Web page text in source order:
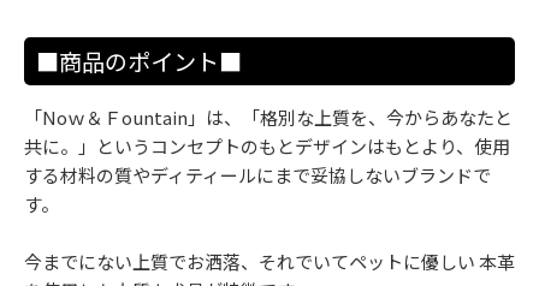
■商品のポイント■
「Noｗ＆Ｆountain」は、「格別な上質を、今からあなたと
共に。」というコンセプトのもとデザインはもとより、使用
する材料の質やディティールにまで妥協しないブランドで
す。
今までにない上質でお洒落、それでいてペットに優しい 本革